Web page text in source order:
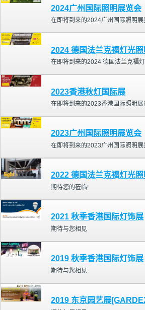
2024广州国际照明展览会
在即将到来的2024广州国际照明展
2023香港秋灯国际展
在即将到来的2023香港国际照明展
2023广州国际照明展览会
在即将到来的2023广州国际照明展
期待您的莅临!
2021 秋季香港国际灯饰展
期待与您相见
2019 秋季香港国际灯饰展
期待与您相见
2019 东京园艺展